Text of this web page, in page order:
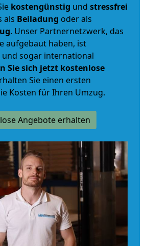
kostengünstig und stressfrei
als Beiladung oder als
. Unser Partnernetzwerk, das
aufgebaut haben, ist
sogar international
Sie sich jetzt kostenlose
Sie einen ersten
Kosten für Ihren Umzug.
Angebote erhalten